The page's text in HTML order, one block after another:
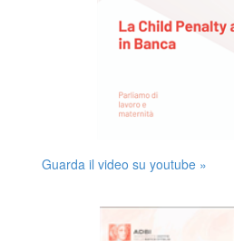
Guarda il video su youtube »